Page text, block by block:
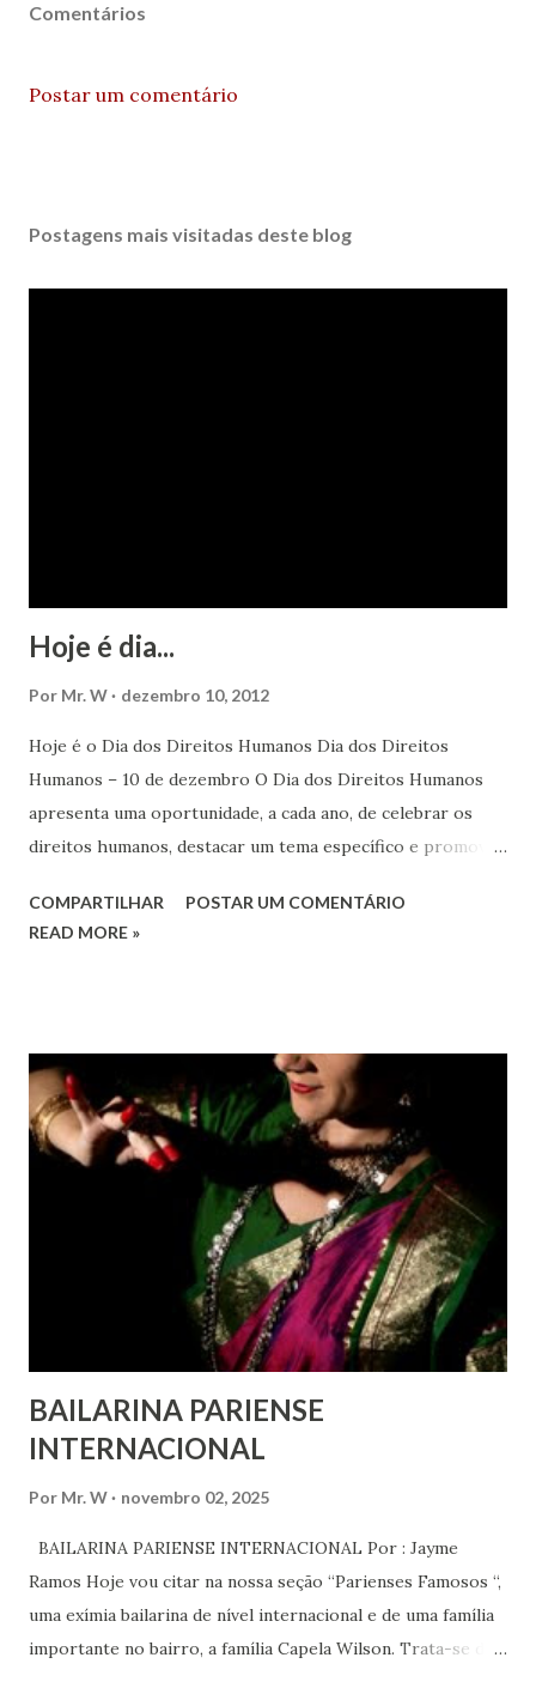
Comentários
Postar um comentário
Postagens mais visitadas deste blog
Hoje é dia...
Por Mr. W dezembro 10, 2012
Hoje é o Dia dos Direitos Humanos Dia dos Direitos
Humanos – 10 de dezembro O Dia dos Direitos Humanos
apresenta uma oportunidade, a cada ano, de celebrar os
direitos humanos, destacar um tema específico e promover
em todos os lugares. Este ano, o foco é sobre os direitos
Estes direitos humanos – os direitos à liberdade de opinião
e de expressão, de reunião pacífica e de associação, e de
participar no governo (artigos 19, 20 e 21 da Declaração
Universal dos Direitos Humanos ) – têm estado no centro
das mudanças históricas no mundo árabe nos últimos dois
anos, em que milhões foram às ruas para exigir mudanças.
Em outras partes do mundo, os “99%” fizeram suas vozes
serem ouvidas através ...
COMPARTILHAR
POSTAR UM COMENTÁRIO
READ MORE »
BAILARINA PARIENSE
INTERNACIONAL
Por Mr. W novembro 02, 2025
BAILARINA PARIENSE INTERNACIONAL Por : Jayme
Ramos Hoje vou citar na nossa seção “Parienses Famosos “,
uma exímia bailarina de nível internacional e de uma família
importante no bairro, a família Capela Wilson. Trata-se da